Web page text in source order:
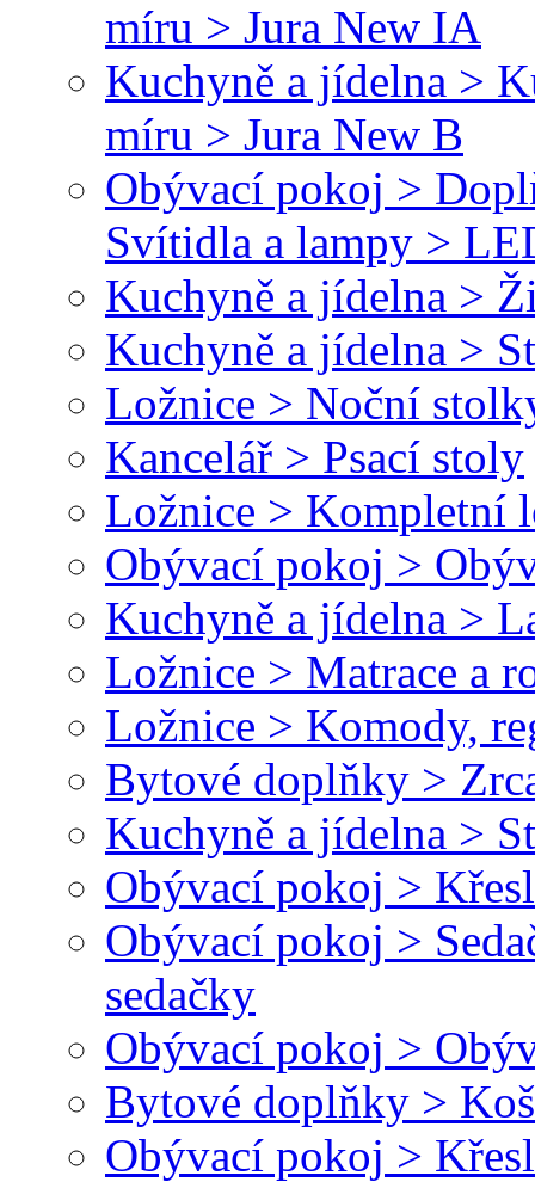
míru > Jura New IA
Kuchyně a jídelna >
míru > Jura New B
Obývací pokoj >
Svítidla a lampy >
Kuchyně a jídelna >
Kuchyně a jídelna >
Ložnice > Noční
Kancelář > Psací stoly
Ložnice > Kompletní
Obývací pokoj >
Kuchyně a jídelna >
Ložnice > Matrace a
Ložnice > Komody,
Bytové doplňky >
Kuchyně a jídelna >
Obývací pokoj >
Obývací pokoj >
sedačky
Obývací pokoj >
Bytové doplňky >
Obývací pokoj >